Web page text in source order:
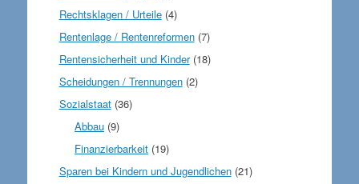
Rechtsklagen / Urteile(4)
Rentenlage / Rentenreformen(7)
Rentensicherheit und Kinder(18)
Scheidungen / Trennungen(2)
Sozialstaat(36)
Abbau (9)
Finanzierbarkeit (19)
Sparen bei Kindern und Jugendlichen(21)